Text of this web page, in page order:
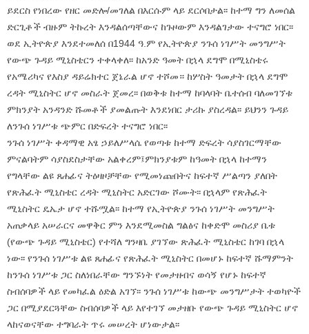
ይደርስ የነበረው የዘር መድሎ/መገለል በእርሱም ላይ ደርሶበታል፡፡ ከተማ ግን ለመሰል
ድርጊቶች ብዙም ትኩረት እንዳልሰጣቸውና ከጉዞውም እንዳልገታው ተናግሮ ነበር፡፡
ወደ ኢትዮጵያ እንደተመለሰ በ1944 ዓ.ም የኢትዮጵያ ንጉሰ ነገሥት መንግሥት
የውጭ ጉዳይ ሚኒስቴርን ተቀላቀለ፡፡ ከአንድ ዓመት በኋላ ደግሞ በሚኒስቴሩ
የአሜሪካና የእስያ ዳይሬክተር ጀኔራል ሆኖ ተሾመ። ከሦስት ዓመታት በኋላ ደግሞ
ረዳት ሚኒስትር ሆኖ መስራት ጀመረ፡፡ በወቅቱ ከተማ ከባላባት ቤተሰብ ባለመገኘቱ
ምክንያት አንዳንድ ሹመቶች ያመልጡት እንደነበር ታሪኩ ያስረዳል፡፡ ይህንን ጉዳይ
ለንጉሰ ነገሥቱ ጭምር በድፍረት ተናግሮ ነበር፡፡
ንጉሰ ነገሥት ቀዳማዊ አፄ ኃይለሥላሴ የወጣቱ ከተማ ድፍረት ሳያስገርማቸው
ምናልባትም ሳያስደስታቸው አልቀረም፤ምክንያቱም ከዓመት በኋላ ከተማን
የግላቸው ልዩ ጸሐፊና ትዕዛዞቻቸው የሚመነጩበትና ከፍተኛ ሥልጣን ያለበት
የጽሕፈት ሚኒስቴር ረዳት ሚኒስትር አድርገው ሾሙት፡፡ በኋላም የጽሕፈት
ሚኒስትር ዴኤታ ሆኖ ተሹሟል፡፡ ከተማ የኢትዮጵያ ንጉሰ ነገሥት መንግሥት
አጠቃላይ አሠራርና መዋቅር ምን እንደሚመስል ግልፅና ከቀድሞ መስሪያ ቤቱ
(የውጭ ጉዳይ ሚኒስቴር) የተሻለ ግንዛቤ ያገኘው ጽሕፈት ሚኒስቴር ከገባ በኋላ
ነው፡፡ የንጉሰ ነገሥቱ ልዩ ጸሐፊና የጽሕፈት ሚኒስትር በመሆኑ ከፍተኛ ሹማምንት
ከንጉሰ ነገሥቱ ጋር ስለነበራቸው ግንኙነት የመታዘብና ወሳኝ የሆኑ ከፍተኛ
ስብሰባዎች ላይ የመካፈል ዕድል አገኘ፡፡ ንጉሰ ነገሥቱ ከውጭ መንግሥታት ተወካዮች
ጋር በሚያደርጓቸው ስብሰባዎች ላይ እየተገኘ መታዘቡ የውጭ ጉዳይ ሚኒስትር ሆኖ
ላከናወናቸው ተግባራት ጥሩ መሠረት ሆነውታል፡፡